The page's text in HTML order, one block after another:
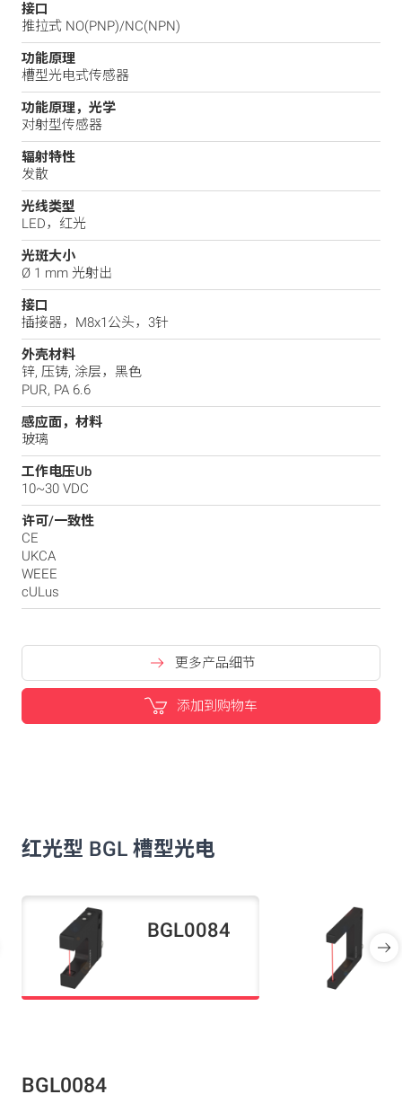
接口
推拉式 NO(PNP)/NC(NPN)
功能原理
槽型光电式传感器
功能原理，光学
对射型传感器
辐射特性
发散
光线类型
LED，红光
光斑大小
Ø 1 mm 光射出
接口
插接器，M8x1公头，3针
外壳材料
锌, 压铸, 涂层，黑色
PUR, PA 6.6
感应面，材料
玻璃
工作电压Ub
10~30 VDC
许可/一致性
CE
UKCA
WEEE
cULus
更多产品细节
添加到购物车
红光型 BGL 槽型光电
BGL0084
BGL0084